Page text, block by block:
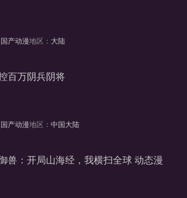
国产动漫地区： 大陆
百万阴兵阴将
国产动漫地区： 中国大陆
兽：开局山海经，我横扫全球 动态漫